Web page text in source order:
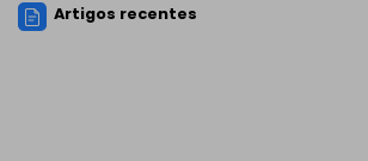
Artigos recentes